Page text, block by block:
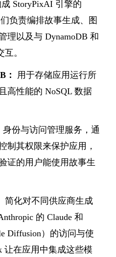
StoryPixAI 引擎的
负责编排故事生成、图
理以及与 DynamoDB 和
。
：
用于存储应用运行所
高性能的 NoSQL 数据
身份与访问管理服务，通
制其权限来保护应用，
证的用户能使用故事生
简化对不同供应商生成
的 Claude 和
Diffusion）的访问与使
让在应用中集成这些模